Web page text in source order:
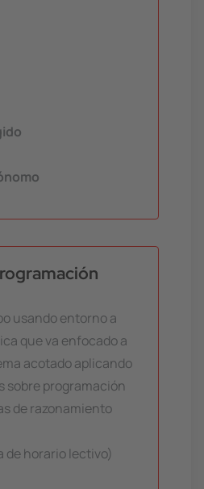
usando entorno a
que va enfocado a
acotado aplicando
sobre programación
de razonamiento
de horario lectivo)